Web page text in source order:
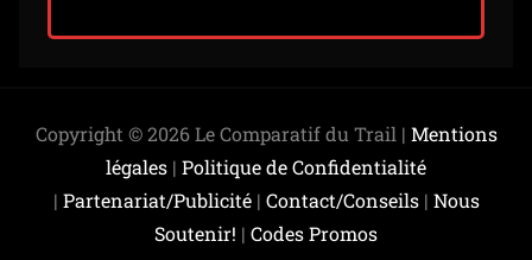
Copyright © 2026 Le Comparatif du Trail | Mentions
légales | Politique de Confidentialité
| Partenariat/Publicité| Contact/Conseils | Nous
Soutenir! | Codes Promos